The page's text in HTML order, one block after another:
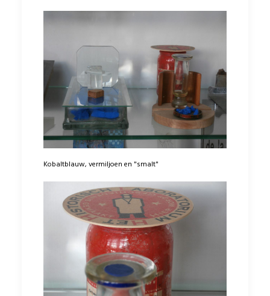
Kobaltblauw, vermiljoen en "smalt"